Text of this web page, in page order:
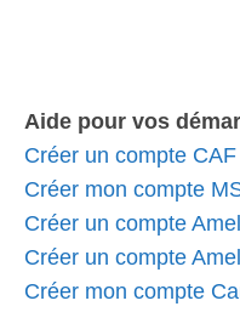
Aide pour vos
Créer un compte CAF
Créer mon compte
Créer un compte
Créer un compte
Créer mon compte